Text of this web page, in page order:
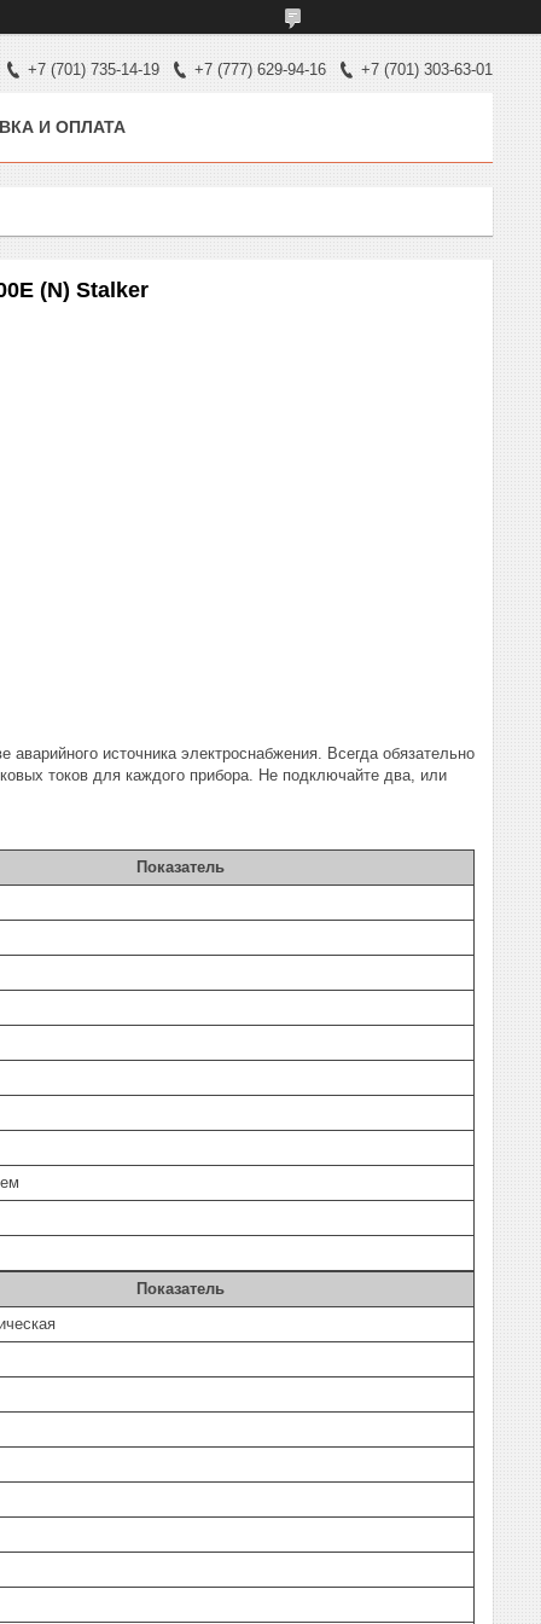
+7 (701) 735-14-19 +7 (777) 629-94-16 +7 (701) 303-63-01
И ОПЛАТА
(N) Stalker
аварийного источника электроснабжения. Всегда обязательно
токов для каждого прибора. Не подключайте два, или
Показатель
Показатель